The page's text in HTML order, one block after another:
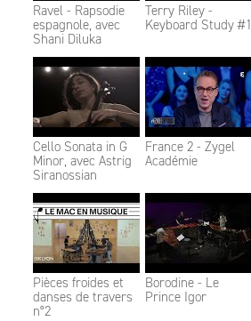
Ravel - Rapsodie
espagnole, avec
Shani Diluka
Terry Riley -
Keyboard Study #1
Cello Sonata in G
Minor, avec Astrig
Siranossian
France 2 - Zygel
Académie
Pièces froides et
danses de travers
n°2
Borodine - Le
Prince Igor​​​​​​​